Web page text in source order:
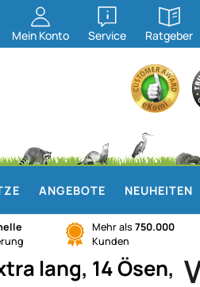
Mein Konto Service
öffnen
Ratgeber
öffnen
ANGEBOTE NEUHEITEN
Mehr als 750.000
Kunden
lang, 14 Ösen,